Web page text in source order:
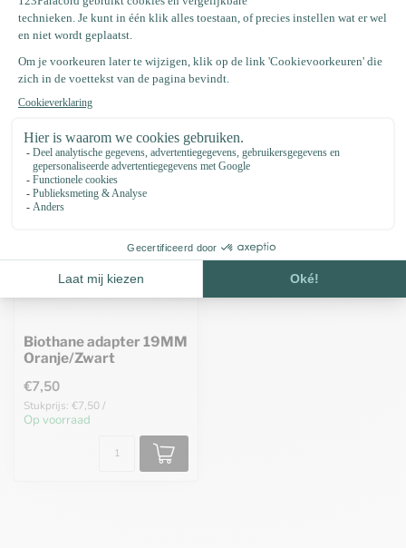
Specificaties
Recent bekeken
Biothane adapter 19MM
Oranje/Zwart
€7,50
Stukprijs: €7,50 /
Op voorraad